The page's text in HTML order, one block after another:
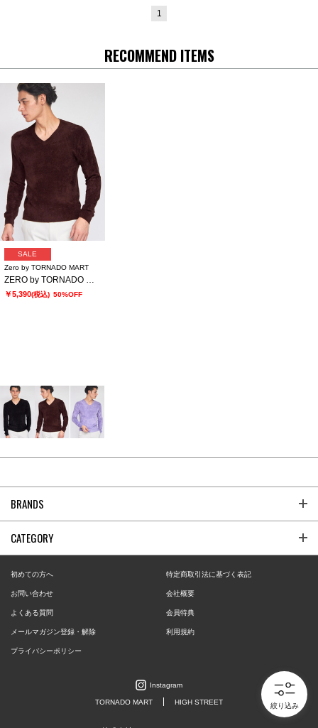
1
RECOMMEND ITEMS
SALE
Zero by TORNADO MART
ZERO by TORNADO MART∴モールヤーンVネックニット
￥5,390(税込) 50%OFF
絞り込み
BRANDS
CATEGORY
初めての方へ 特定商取引法に基づく表記
お問い合わせ 会社概要
よくある質問 会員特典
メールマガジン登録・解除 利用規約
プライバシーポリシー
Instagram
TORNADO MART HIGH STREET